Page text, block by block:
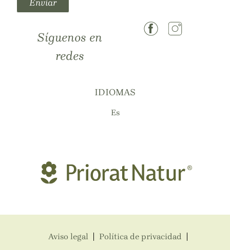
Enviar
Síguenos en
redes
IDIOMAS
Es
Aviso legal Política de privacidad